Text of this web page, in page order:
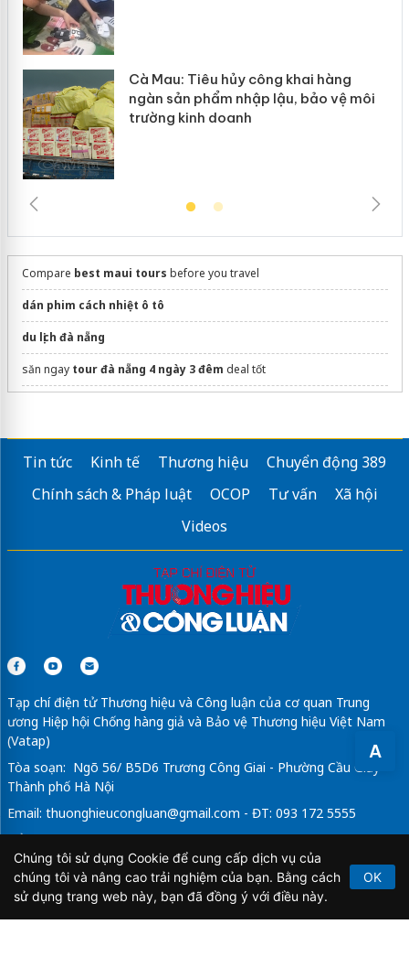
A
Cà Mau: Tiêu hủy công khai hàng
ngàn sản phẩm nhập lậu, bảo vệ môi
trường kinh doanh
Compare best maui tours before you travel
dán phim cách nhiệt ô tô
du lịch đà nẵng
săn ngay tour đà nẵng 4 ngày 3 đêm deal tốt
Tin tức Kinh tế Thương hiệu
Chuyển động 389
Chính sách & Pháp luật
OCOP Tư vấn
Xã hội
Videos
Tạp chí điện tử Thương hiệu và Công luận của cơ quan Trung
ương Hiệp hội Chống hàng giả và Bảo vệ Thương hiệu Việt Nam
(Vatap)
Tòa soạn: Ngõ 56/ B5D6 Trương Công Giai - Phường Cầu Giấy -
Thành phố Hà Nội
Email: thuonghieucongluan@gmail.com - ĐT: 093 172 5555
Tổng Biên Tập: Vũ Đức Thuận
Giấy phép hoạt động báo chí điện tử số 64/GP-BTTTT do Bộ
Thông tin và Truyền thông cấp ngày 21/2/2020.
Chúng tôi sử dụng Cookie để cung cấp dịch vụ của
chúng tôi và nâng cao trải nghiệm của bạn. Bằng cách
sử dụng trang web này, bạn đã đồng ý với điều này.
OK